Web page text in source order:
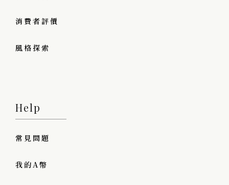
消費者評價
風格探索
Help
常見問題
我的A幣